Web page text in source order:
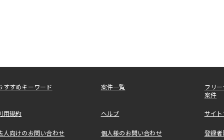
すすめキーワード 案件一覧
フリ
案件
用規約 ヘルプ サイ
人向けのお問い合わせ 個人様のお問い合わせ 登録者